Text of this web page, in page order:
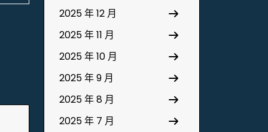
2025 年 12 月
2025 年 11 月
2025 年 10 月
2025 年 9 月
2025 年 8 月
2025 年 7 月